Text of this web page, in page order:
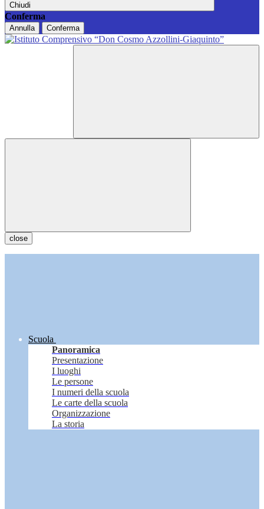
Chiudi
Conferma
Annulla Conferma
close
Scuola
Panoramica
Presentazione
I luoghi
Le persone
I numeri della scuola
Le carte della scuola
Organizzazione
La storia